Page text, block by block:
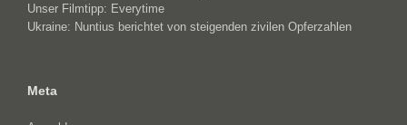
Unser Filmtipp: Everytime
Ukraine: Nuntius berichtet von steigenden zivilen Opferzahlen
Meta